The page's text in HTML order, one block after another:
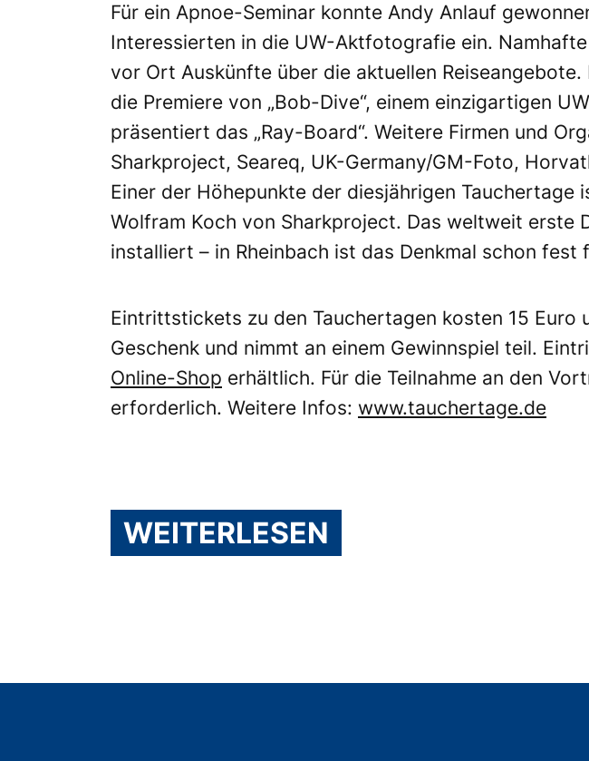
Für ein Apnoe-Seminar konnte Andy Anlauf
Interessierten in die UW-Aktfotografie ein.
vor Ort Auskünfte über die aktuellen
die Premiere von „Bob-Dive“, einem einzigartigen
präsentiert das „Ray-Board“. Weitere Firmen und
Sharkproject, Seareq, UK-Germany/GM-Foto,
Einer der Höhepunkte der diesjährigen Tauchertage
Wolfram Koch von Sharkproject. Das weltweit erste
installiert – in Rheinbach ist das Denkmal schon
Eintrittstickets zu den Tauchertagen kosten 15
Geschenk und nimmt an einem Gewinnspiel teil.
Online-Shop erhältlich. Für die Teilnahme an den
erforderlich. Weitere Infos: www.tauchertage.de
WEITERLESEN